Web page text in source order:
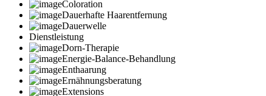
Coloration
Dauerhafte Haarentfernung
Dauerwelle
Dienstleistung
Dorn-Therapie
Energie-Balance-Behandlung
Enthaarung
Ernähnungsberatung
Extensions